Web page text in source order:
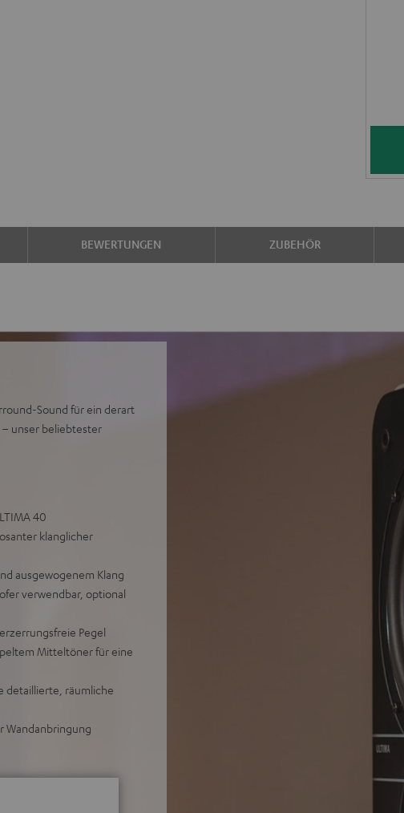
BEWERTUNGEN ZUBEHÖR
Sound für ein derart
– unser beliebtester
40
klanglicher
ausgewogenem Klang
verwendbar, optional
Pegel
Mitteltöner für eine
detaillierte, räumliche
Wandanbringung